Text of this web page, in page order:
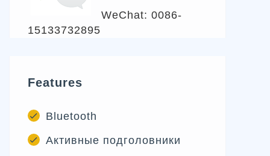
WeChat: 0086-
15133732895
Features
Bluetooth
Активные подголовники